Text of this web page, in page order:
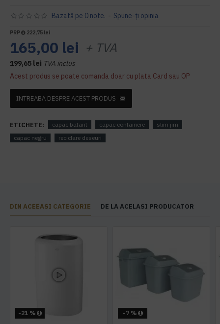
Bazată pe 0 note. - Spune-ţi opinia
PRP 222,75 lei
165,00 lei + TVA
199,65 lei TVA inclus
Acest produs se poate comanda doar cu plata Card sau OP
INTREABA DESPRE ACEST PRODUS
ETICHETE: capac batant capac containere
slim jim
capac negru
reciclare deseuri
DIN ACEEASI CATEGORIE DE LA ACELASI PRODUCATOR
-21 % -7 %